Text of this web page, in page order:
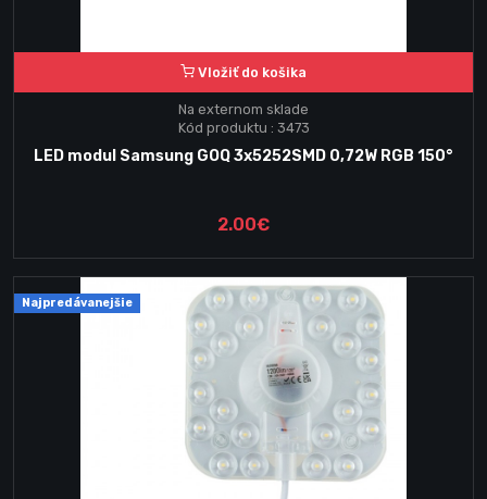
Vložiť do košika
Na externom sklade
Kód produktu : 3473
LED modul Samsung GOQ 3x5252SMD 0,72W ​​RGB 150°
2.00€
Najpredávanejšie